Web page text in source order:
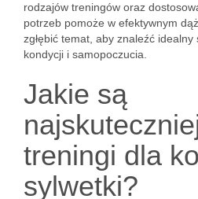
rodzajów treningów oraz
potrzeb pomoże w efektywnym
zgłębić temat, aby znaleźć
kondycji i samopoczucia.
Jakie są
treningi dla
sylwetki?